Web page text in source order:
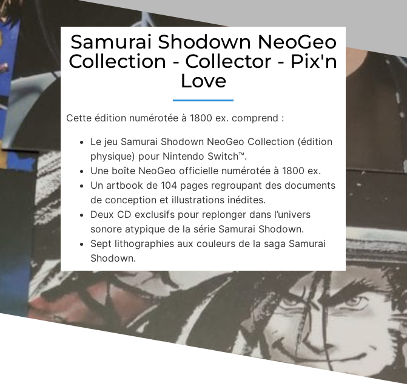
Samurai Shodown NeoGeo
Collection - Collector - Pix'n
Love
Cette édition numérotée à 1800 ex. comprend :
Le jeu Samurai Shodown NeoGeo Collection (édition
physique) pour Nintendo Switch™.
Une boîte NeoGeo officielle numérotée à 1800 ex.
Un artbook de 104 pages regroupant des documents
de conception et illustrations inédites.
Deux CD exclusifs pour replonger dans l’univers
sonore atypique de la série Samurai Shodown.
Sept lithographies aux couleurs de la saga Samurai
Shodown.